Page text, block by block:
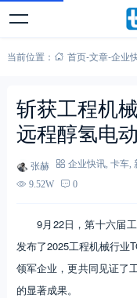
当前位置： 首页-文章-企业
斩获工程机
远程醇氢电
张赫 企业快讯, 卡车,
9.52W
0
9月22日，第十六届
发布了2025工程机械行业
领军企业，更共同见证了
的显著成果。